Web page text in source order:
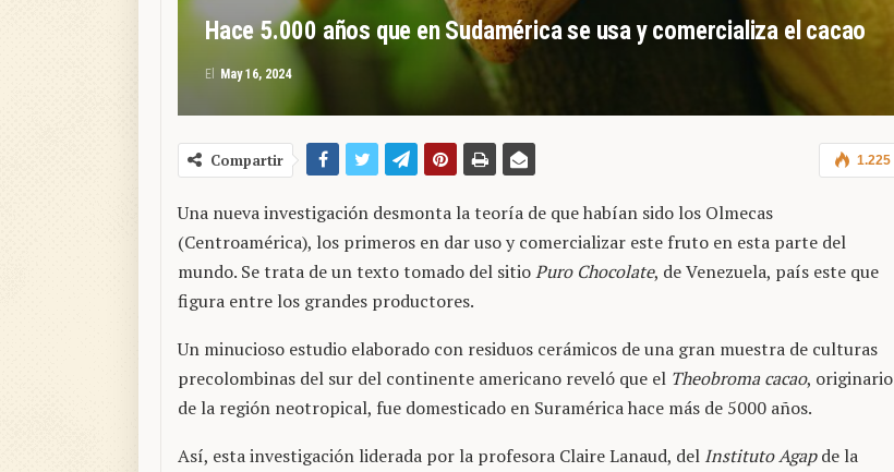
Hace 5.000 años que en Sudamérica se usa y comercializa el cacao
El May 16, 2024
1.225
Compartir
Una nueva investigación desmonta la teoría de que habían sido los Olmecas
(Centroamérica), los primeros en dar uso y comercializar este fruto en esta parte del
mundo. Se trata de un texto tomado del sitioPuro Chocolate, de Venezuela, país este que
figura entre los grandes productores.
Un minucioso estudio elaborado con residuos cerámicos de una gran muestra de culturas
precolombinas del sur del continente americano reveló que el Theobroma cacao, originario
de la región neotropical, fue domesticado en Suramérica hace más de 5000 años.
Así, esta investigación liderada por la profesora Claire Lanaud, del Instituto Agapde la